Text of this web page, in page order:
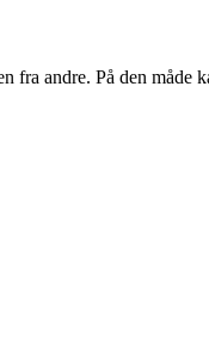
fra andre. På den måde